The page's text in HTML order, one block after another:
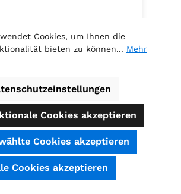
500G
)
Preis:
Cookies, um Ihnen die
bieten zu können... Mehr
Cookies akzeptieren
Cookies akzeptieren
Cookies akzeptieren
(4.74 / 5)
bei: shopauskunft.de, ausgezeichnet.org, shopvote.de ⓘ
zur Echtheit der Bewertungen